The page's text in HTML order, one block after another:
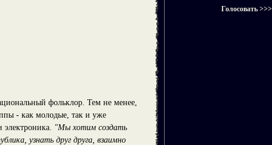
фольклор. Тем не менее,
- как молодые, так и уже
"Мы хотим создать
узнать друг друга, взаимно
Голосовать >>>